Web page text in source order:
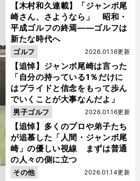
【木村和久連載】「ジャンボ尾
崎さん、さようなら」 昭和・
平成ゴルフの終焉――ゴルフは
新たな時代へ
【追悼】ジャンボ尾崎は言った
「自分の持っている1％だけに
はプライドと信念をもって歩ん
でいくことが大事なんだよ」
2026.01.16更新
ゴルフ
【追悼】多くのプロや弟子たち
が追慕した「人間・ジャンボ尾
崎」の優しい視線 まずは普通
の人々の側に立つ
2026.01.16更新
男子ゴルフ
2026.01.14更新
その他